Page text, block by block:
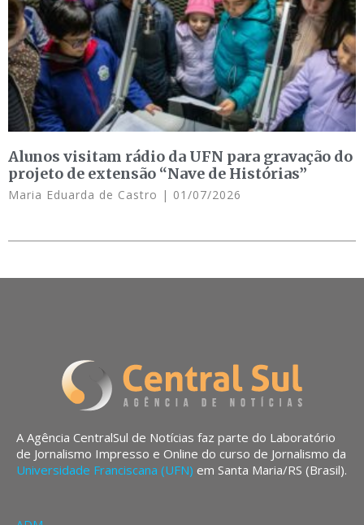
Alunos visitam rádio da UFN para gravação do
projeto de extensão “Nave de Histórias”
Maria Eduarda de Castro 01/07/2026
A Agência CentralSul de Notícias faz parte do Laboratório
de Jornalismo Impresso e Online do curso de Jornalismo da
Universidade Franciscana (UFN) em Santa Maria/RS (Brasil).